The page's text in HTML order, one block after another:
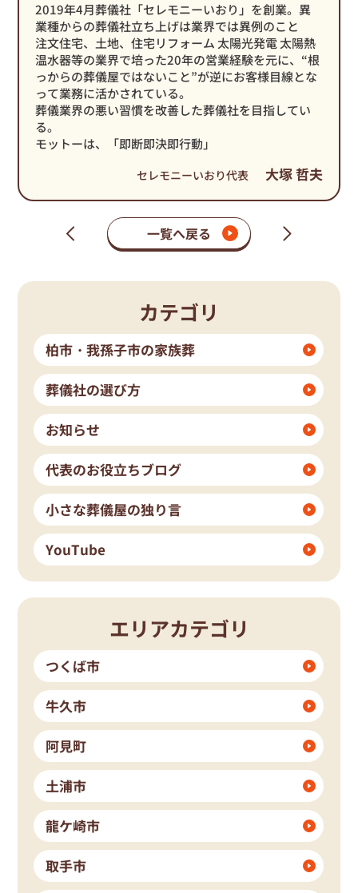
2019年4月葬儀社「セレモニーいおり」を創業。異
業種からの葬儀社立ち上げは業界では異例のこと
注文住宅、土地、住宅リフォーム 太陽光発電 太陽熱
温水器等の業界で培った20年の営業経験を元に、“根
っからの葬儀屋ではないこと”が逆にお客様目線とな
って業務に活かされている。
葬儀業界の悪い習慣を改善した葬儀社を目指してい
る。
モットーは、「即断即決即行動」
セレモニーいおり代表 大塚 哲夫
ー
一覧へ戻る
前
ー
カテゴリ
柏市・我孫子市の家族葬
葬儀社の選び方
お知らせ
代表のお役立ちブログ
小さな葬儀屋の独り言
YouTube
エリアカテゴリ
つくば市
牛久市
阿見町
土浦市
龍ケ崎市
取手市